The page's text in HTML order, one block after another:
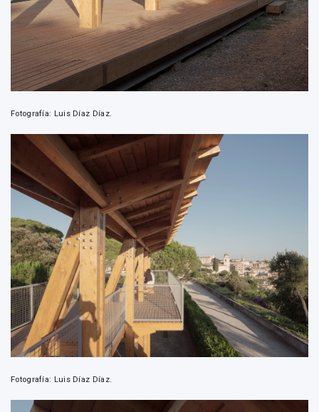
Fotografía: Luis Díaz Díaz.
Fotografía: Luis Díaz Díaz.